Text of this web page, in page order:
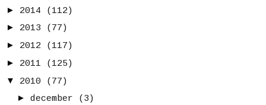
► 2014
(112)
► 2013
(77)
► 2012
(117)
► 2011
(125)
▼
2010
(77)
► december
(3)